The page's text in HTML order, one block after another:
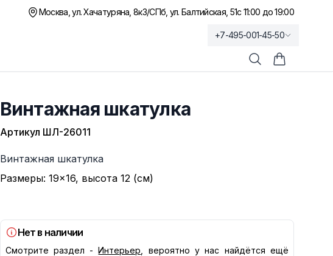
Москва, ул. Хачатуряна, 8к3/СПб, ул. Балтийская, 51с 11:00 до 19:00
+7-495-001-45-50
ПоискКорзина
Винтажная шкатулка
Артикул ШЛ-26011
Описание
Винтажная шкатулка
Размеры: 19×16, высота 12 (см)
Нет в наличии
Смотрите раздел - Интерьер , вероятно у нас найдётся ещё